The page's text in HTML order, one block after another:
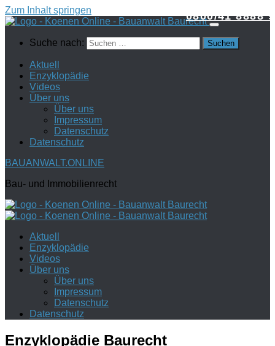
Zum Inhalt springen
Suche nach:
Aktuell
Enzyklopädie
Videos
Über uns
Über uns
Impressum
Datenschutz
Datenschutz
BAUANWALT.ONLINE
Bau- und Immobilienrecht
Aktuell
Enzyklopädie
Videos
Über uns
Über uns
Impressum
Datenschutz
Datenschutz
0800/41 8888 9
Enzyklopädie Baurecht